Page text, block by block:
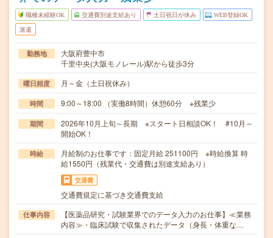
職種未経験OK 交通費別途支給あり 土日祝日が休み WEB登録OK
派遣
勤務地
大阪府豊中市
千里中央(大阪モノレール)駅から徒歩3分
曜日頻度 月～金（土日祝休み）
時間 9:00～18:00 （実働8時間）休憩60分 ※残業少
期間
2026年10月上旬～長期 ※スタート日相談OK！ #10月～
開始OK！
時給
月給制のお仕事です：固定月給 251100円 ※時給換算 時
給1550円（残業代・交通費は別途支給あり）
交通費
交通費規定に基づき交通費支給
仕事内容
【医薬品研究・試験業界でのデータ入力のお仕事】≪業務
内容≫・臨床試験で収集されたデータ（身長・体重な…